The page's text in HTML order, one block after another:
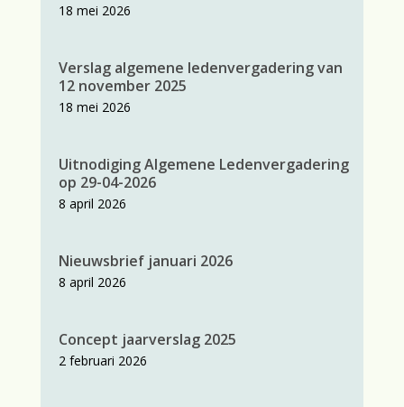
18 mei 2026
Verslag algemene ledenvergadering van
12 november 2025
18 mei 2026
Uitnodiging Algemene Ledenvergadering
op 29-04-2026
8 april 2026
Nieuwsbrief januari 2026
8 april 2026
Concept jaarverslag 2025
2 februari 2026